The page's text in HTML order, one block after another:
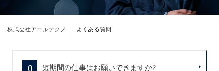
株式会社アールテクノ よくある質問
Q 短期間の仕事はお願いできますか?